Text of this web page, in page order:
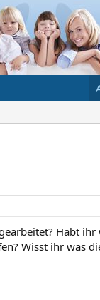
Habt
Wisst ihr was